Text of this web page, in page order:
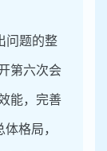
问题的整
第六次会
能，完善
格局，